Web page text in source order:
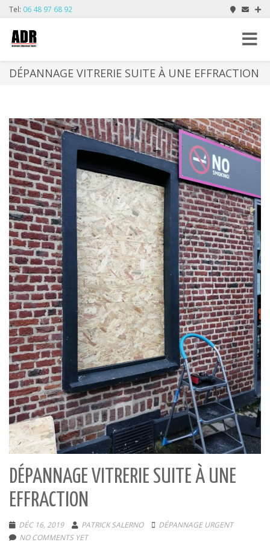
Tel: 06 48 97 68 92
Toggle
DÉPANNAGE VITRERIE SUITE À UNE EFFRACTION
DÉPANNAGE VITRERIE SUITE À UNE
EFFRACTION
DÉC 16, 2019 PATRICK SALERNO
DÉPANNAGE URGENT
NO COMMENTS YET